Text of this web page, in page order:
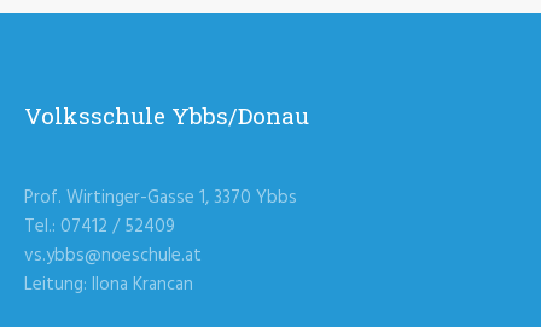
Volksschule Ybbs/Donau
Prof. Wirtinger-Gasse 1, 3370 Ybbs
Tel.: 07412 / 52409
vs.ybbs@noeschule.at
Leitung: Ilona Krancan